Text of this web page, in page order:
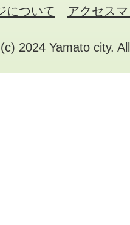
について アクセス
2024 Yamato city.